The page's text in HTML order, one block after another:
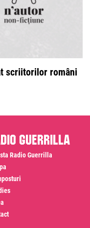
scriitorilor români
Guerrilla
Radio Guerrilla